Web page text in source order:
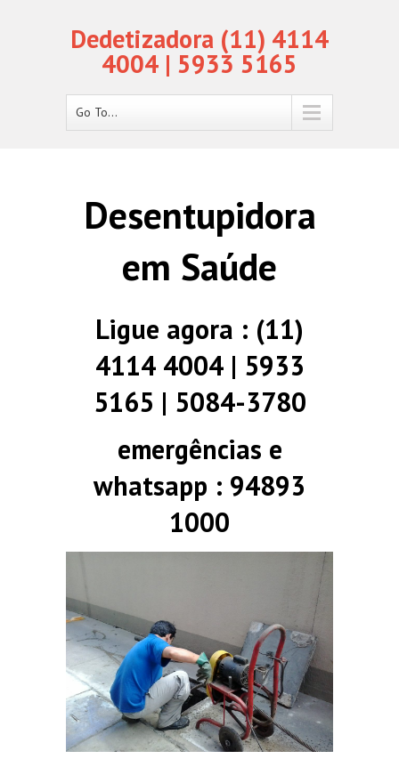
Dedetizadora (11) 4114
4004 | 5933 5165
Go To...
Desentupidora
em Saúde
Ligue agora : (11)
4114 4004 | 5933
5165 | 5084-3780
emergências e
whatsapp : 94893
1000